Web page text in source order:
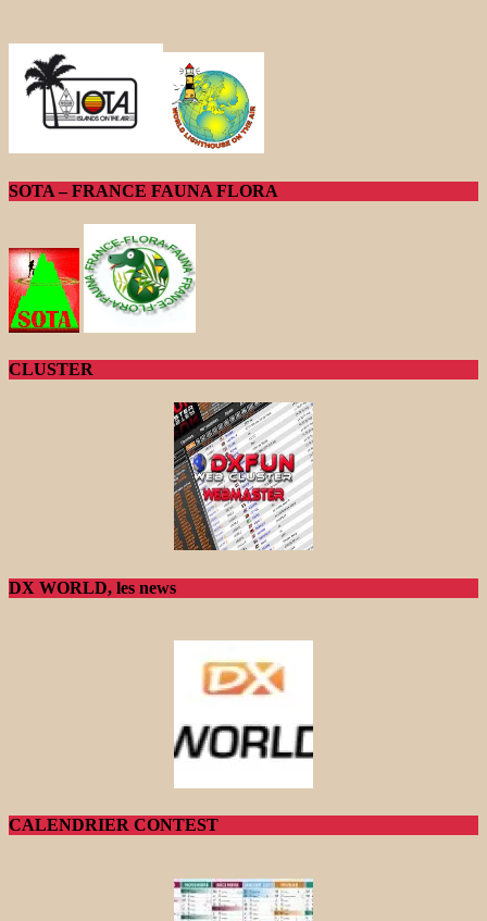
SOTA – FRANCE FAUNA FLORA
CLUSTER
DX WORLD, les news
CALENDRIER CONTEST